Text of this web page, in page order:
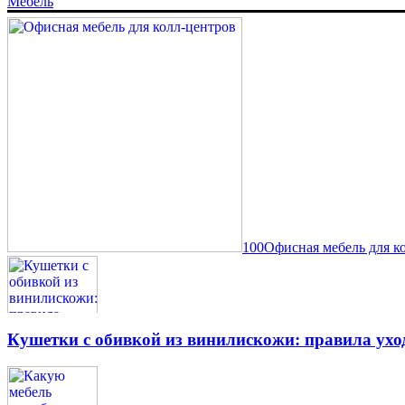
100Офисная мебель для
Кушетки с обивкой из винилискожи: правила